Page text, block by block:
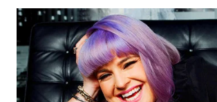
MADURA
WN
SURABAYA
WN